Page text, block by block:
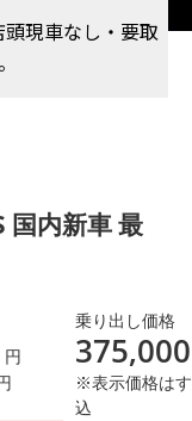
現車なし・要取
国内新車 最
円
乗り出し価格
375,000
※表示価格は
込